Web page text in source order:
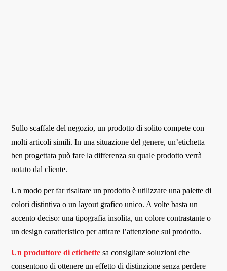
Sullo scaffale del negozio, un prodotto di solito compete con
molti articoli simili. In una situazione del genere, un’etichetta
ben progettata può fare la differenza su quale prodotto verrà
notato dal cliente.
Un modo per far risaltare un prodotto è utilizzare una palette di
colori distintiva o un layout grafico unico. A volte basta un
accento deciso: una tipografia insolita, un colore contrastante o
un design caratteristico per attirare l’attenzione sul prodotto.
Un produttore di etichette sa consigliare soluzioni che
consentono di ottenere un effetto di distinzione senza perdere